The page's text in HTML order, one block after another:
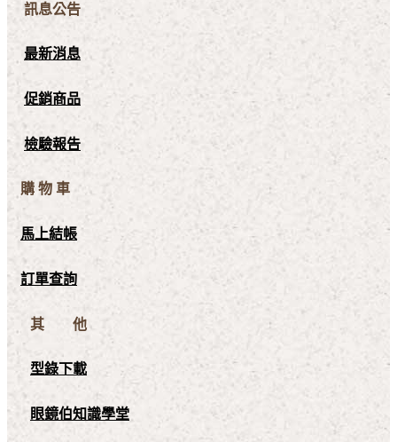
訊息公告
最新消息
促銷商品
檢驗報告
購 物 車
馬上結帳
訂單查詢
其 他
型錄下載
眼鏡伯知識學堂